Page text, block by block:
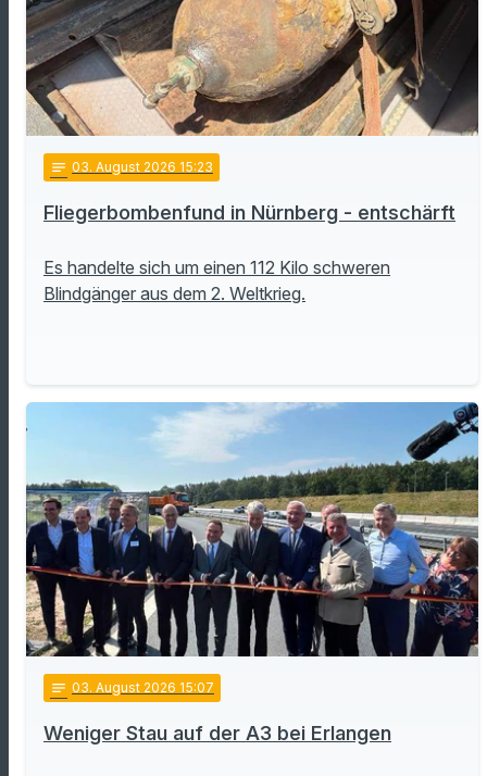
notes 03. August 2026 15:23
Fliegerbombenfund in Nürnberg - entschärft
Es handelte sich um einen 112 Kilo schweren
Blindgänger aus dem 2. Weltkrieg.
notes 03. August 2026 15:07
Weniger Stau auf der A3 bei Erlangen